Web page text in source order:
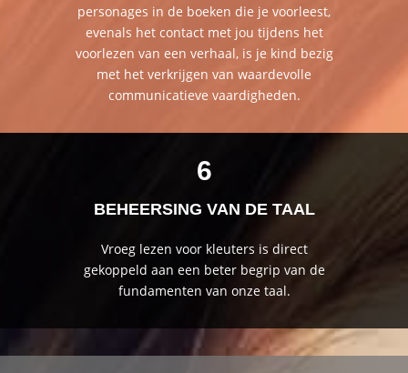
personages in de boeken die je voorleest,
evenals het contact met jou tijdens het
voorlezen van een verhaal, is je kind bezig
met het verkrijgen van waardevolle
communicatieve vaardigheden.
6
BEHEERSING VAN DE TAAL
Vroeg lezen voor kleuters is direct
gekoppeld aan een beter begrip van de
fundamenten van onze taal.